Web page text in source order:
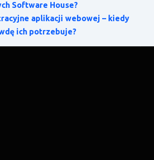
Software House?
aplikacji webowej – kiedy
ich potrzebuje?